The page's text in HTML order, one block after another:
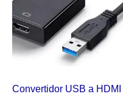
Convertidor USB a HDMI